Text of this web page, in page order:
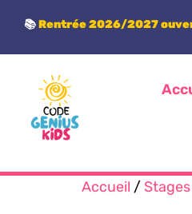
📚Rentrée 2026/2027
Accueil /